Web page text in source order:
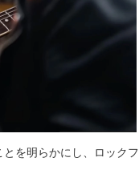
を明らかにし、ロックフ